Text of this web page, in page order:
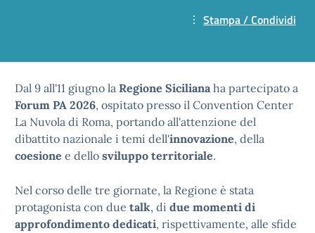
Stampa / Condividi
Dal 9 all'11 giugno la Regione Sicilianaha partecipato a
Forum PA 2026, ospitato presso il Convention Center
La Nuvola di Roma, portando all'attenzione del
dibattito nazionale i temi dell'innovazione, della
coesione e dello sviluppo territoriale.
Nel corso delle tre giornate, la Regione è stata
protagonista con due talk, di due momenti di
approfondimento dedicati, rispettivamente, alle sfide